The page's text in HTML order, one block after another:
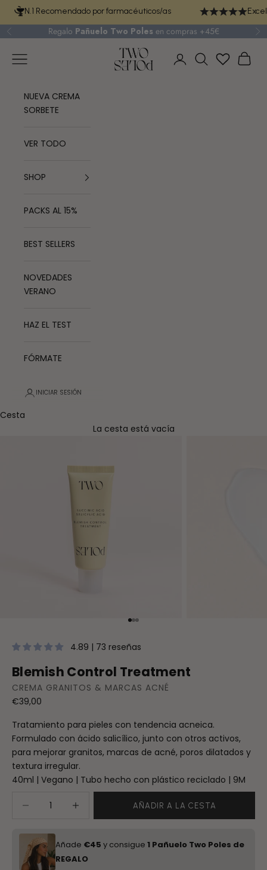
Ir al contenidoN.1 Recomendado por farmacéuticos/as
Anterior Regalo Pañuelo Two Poles en compras +45€
TWO POLES COSMETICS
Menú
Iniciar sesión
Buscar
NUEVA CREMA
SORBETE
VER TODO
SHOP
PACKS AL 15%
BEST SELLERS
NOVEDADES
VERANO
HAZ EL TEST
FÓRMATE
INICIAR SESIÓN
Cesta
La cesta está vacía
Ir al artículo 1
Ir al artículo 2
Ir al artículo 3
4.89 | 73 reseñas
Blemish Control Treatment
CREMA GRANITOS & MARCAS ACNÉ
Precio de oferta
€39,00
Tratamiento para pieles con tendencia acneica.
Formulado con ácido salicílico, junto con otros activos,
para mejorar granitos, marcas de acné, poros dilatados y
textura irregular.
40ml | Vegano | Tubo hecho con plástico reciclado | 9M
Aumentar cantidad
AÑADIR A LA CESTA
Añade €45 y consigue 1 Pañuelo Two Poles de
REGALO